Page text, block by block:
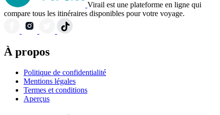
Virail est une plateforme en ligne qui
compare tous les itinéraires disponibles pour votre voyage.
À propos
Politique de confidentialité
Mentions légales
Termes et conditions
Aperçus